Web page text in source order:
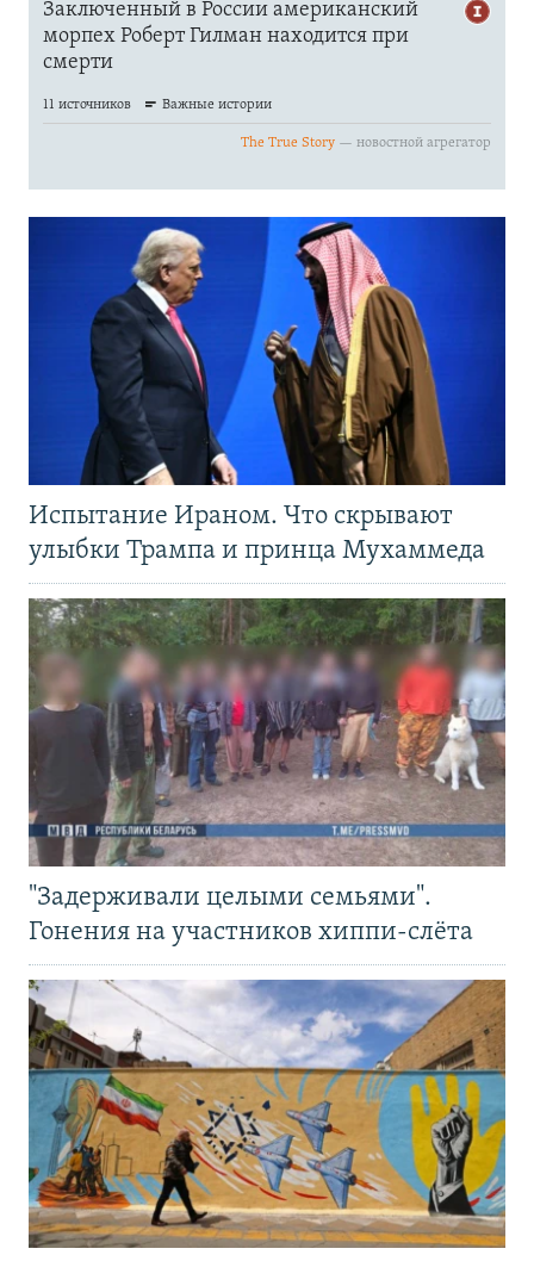
Испытание Ираном. Что скрывают
улыбки Трампа и принца Мухаммеда
"Задерживали целыми семьями".
Гонения на участников хиппи-слёта